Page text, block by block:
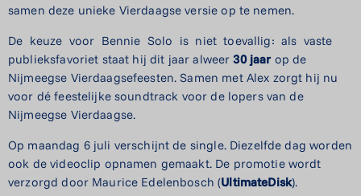
samen deze unieke Vierdaagse versie op te nemen.
De keuze voor Bennie Solo is niet toevallig: als vaste
publieksfavoriet staat hij dit jaar alweer30 jaar op de
Nijmeegse Vierdaagsefeesten. Samen met Alex zorgt hij nu
voor dé feestelijke soundtrack voor de lopers van de
Nijmeegse Vierdaagse.
Op maandag 6 juli verschijnt de single. Diezelfde dag worden
ook de videoclip opnamen gemaakt. De promotie wordt
verzorgd door Maurice Edelenbosch (UltimateDisk).